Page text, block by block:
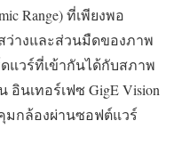
Range) ที่เพียงพอ
ว่างและส่วนมืดของภาพ
แวร์ที่เข้ากันได้กับสภาพ
นเทอร์เฟซ GigE Vision
มกล้องผ่านซอฟต์แวร์